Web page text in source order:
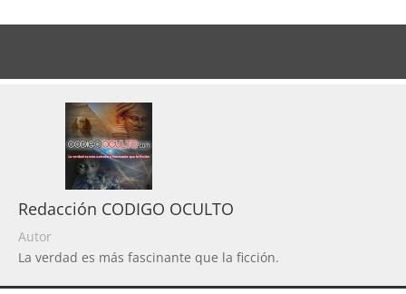
Redacción CODIGO OCULTO
Autor
La verdad es más fascinante que la ficción.